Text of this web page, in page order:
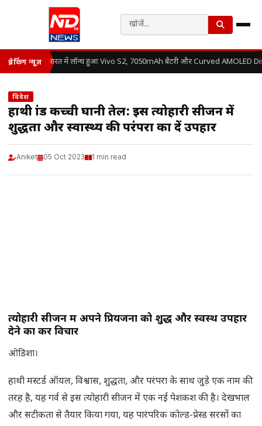
ब्रेकिंग न्यूज़ भारत में लॉन्च हुआ Vivo S2, 7050mAh बैटरी और Curved AMOLED
विदेश
हाथी ब्रांड कच्ची घानी तेल: इस त्योहारी सीजन में
शुद्धता और स्वास्थ्य की परंपरा का दें उपहार
Aniket 05 Oct 2023 1 min read
त्योहारी सीजन में अपने प्रियजनों को शुद्ध और स्वस्थ उपहार
देने का करें विचार
ओडिशा।
हाथी मस्टर्ड ऑयल, विश्वास, शुद्धता, और परंपरा के साथ जुड़े एक नाम की
तरह है, यह गर्व से इस त्योहारी सीजन में एक नई पेशकश की है। देखभाल
और सटीकता से तैयार किया गया, यह पारंपरिक कोल्ड-प्रेस्ड सरसों का